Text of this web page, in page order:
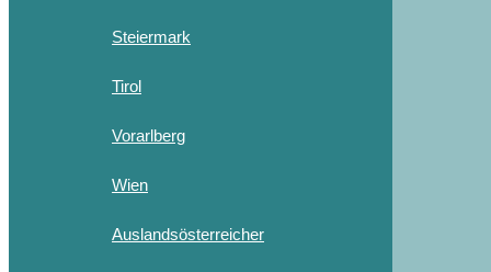
Steiermark
Tirol
Vorarlberg
Wien
Auslandsösterreicher